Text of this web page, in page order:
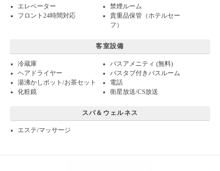
エレベーター
禁煙ルーム
フロント24時間対応
貴重品保管（ホテルセー
フ）
客室設備
冷蔵庫
バスアメニティ (無料)
ヘアドライヤー
バスタブ付きバスルーム
湯沸かしポット/お茶セット
電話
化粧鏡
衛星放送/CS放送
スパ＆ウェルネス
エステ/マッサージ